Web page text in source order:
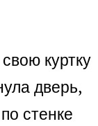
куртку
дверь,
стенке